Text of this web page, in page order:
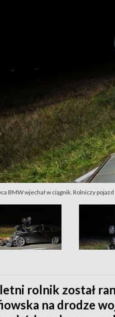
BMW wjechał w ciągnik. Rolniczy
rolnik został
na drodze